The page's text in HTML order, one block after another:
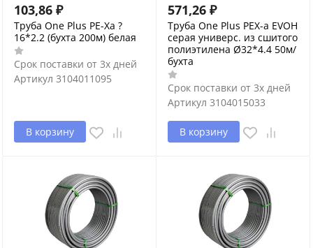
103,86 ₽
Труба One Plus PE-Xa ?
16*2.2 (бухта 200м) белая
Срок поставки от 3х дней
Артикул 3104011095
В корзину
571,26 ₽
Труба One Plus PEX-a EVOH
серая универс. из сшитого
полиэтилена Ø32*4.4 50м/
бухта
Срок поставки от 3х дней
Артикул 3104015033
В корзину